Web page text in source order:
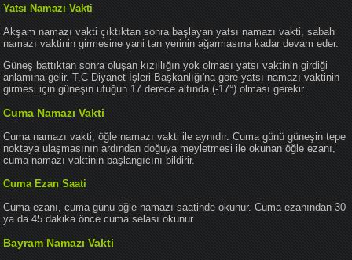
Yatsı Namazı Vakti
Akşam namazı vakti çıktıktan sonra başlayan yatsı namazı vakti, sabah
namazı vaktinin girmesine yani tan yerinin ağarmasına kadar devam eder.
Güneş battıktan sonra oluşan kızıllığın yok olması yatsı vaktinin girdiği
anlamına gelir. T.C Diyanet İşleri Başkanlığı'na göre yatsı namazı vaktinin
girmesi için güneşin ufuğun 17 derece altında (-17°) olması gerekir.
Cuma Namazı Vakti
Cuma namazı vakti, öğle namazı vakti ile aynıdır. Cuma günü güneşin tepe
noktaya ulaşmasının ardından doğuya meyletmesi ile okunan öğle ezanı,
cuma namazı vaktinin başlangıcını bildirir.
Cuma Ezan Saati
Cuma ezanı, cuma günü öğle namazı saatinde okunur. Cuma ezanından 30
ya da 45 dakika önce cuma selası okunur.
Bayram Namazı Vakti